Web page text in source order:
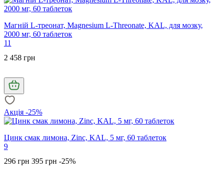
Магній L-треонат, Magnesium L-Threonate, KAL, для мозку,
2000 мг, 60 таблеток
11
2 458 грн
Акція -25%
Цинк смак лимона, Zinc, KAL, 5 мг, 60 таблеток
9
296 грн 395 грн -25%